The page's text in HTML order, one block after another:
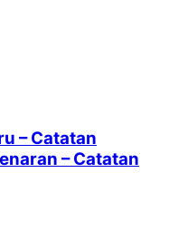
– Catatan
– Catatan